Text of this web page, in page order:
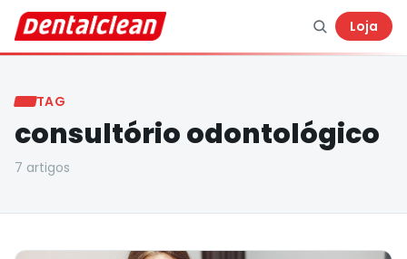
Loja
TAG
consultório odontológico
7 artigos